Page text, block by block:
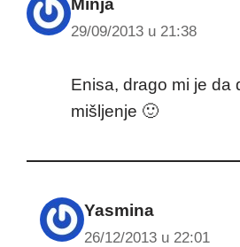
Minja
29/09/2013 u 21:38
Enisa, drago mi je da
mišljenje 🙂
Yasmina
26/12/2013 u 22:01